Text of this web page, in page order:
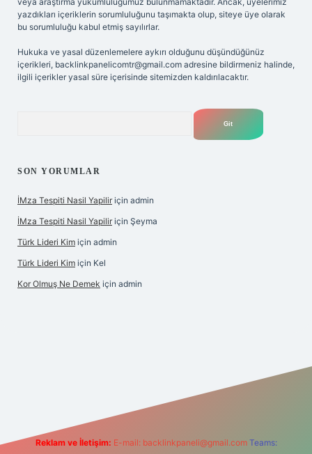
yazdıkları içeriklerin sorumluluğunu taşımakta olup, siteye üye olarak
bu sorumluluğu kabul etmiş sayılırlar.
Hukuka ve yasal düzenlemelere aykırı olduğunu düşündüğünüz
içerikleri, backlinkpanelicomtr@gmail.com adresine bildirmeniz halinde,
ilgili içerikler yasal süre içerisinde sitemizden kaldırılacaktır.
SON YORUMLAR
İMza Tespiti Nasil Yapilir için admin
İMza Tespiti Nasil Yapilir için Şeyma
Türk Lideri Kim için admin
Türk Lideri Kim için Kel
Kor Olmuş Ne Demek için admin
Reklam ve İletişim: E-mail: backlinkpaneli@gmail.com Teams: